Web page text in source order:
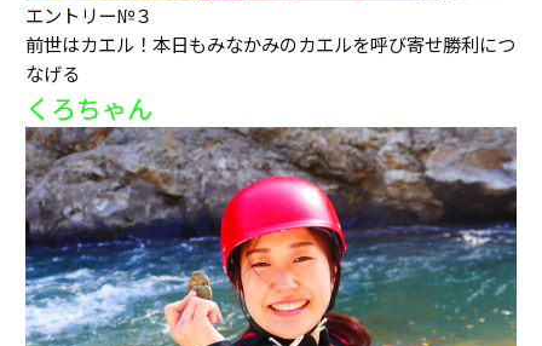
エントリー№３
前世はカエル！本日もみなかみのカエルを呼び寄せ勝利につ
なげる
くろちゃん